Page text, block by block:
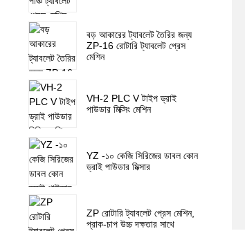
বড় আকারের ট্যাবলেট তৈরির জন্য
ZP-16 রোটারি ট্যাবলেট প্রেস
মেশিন
VH-2 PLC V টাইপ ড্রাই
পাউডার মিক্সিং মেশিন
YZ -১০ কেজি সিরিজের ডাবল কোন
ড্রাই পাউডার মিক্সার
ZP রোটারি ট্যাবলেট প্রেস মেশিন,
প্রাক-চাপ উচ্চ দক্ষতার সাথে